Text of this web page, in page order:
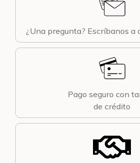
¿Una pregunta? Escríbanos a
Pago seguro con
de crédito